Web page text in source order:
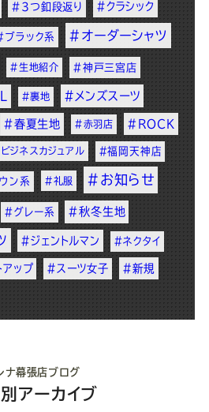
#3つ釦段返り #クラシック
ブラック系 #オーダーシャツ
#生地紹介 #神戸三宮店
#裏地 #メンズスーツ
#春夏生地 #赤羽店 #ROCK
ジネスカジュアル #福岡天神店
ン系 #礼服 #お知らせ
#グレー系 #秋冬生地
#ジェントルマン #ネクタイ
アップ #スーツ女子 #新規
ナ幕張店ブログ
アーカイブ